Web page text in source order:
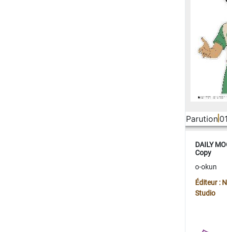
Parution
DAILY
Copy
o-okun
Éditeur :
Studio